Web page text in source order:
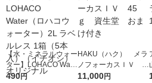
【水・ミネラルウォー
ター】LOHACO Wate
r（ロハコウォータ
490円
HAKU（ハク） メラ
ノフォーカスＩＶ 4
5ｇ 資生堂 おまけ
11,000円